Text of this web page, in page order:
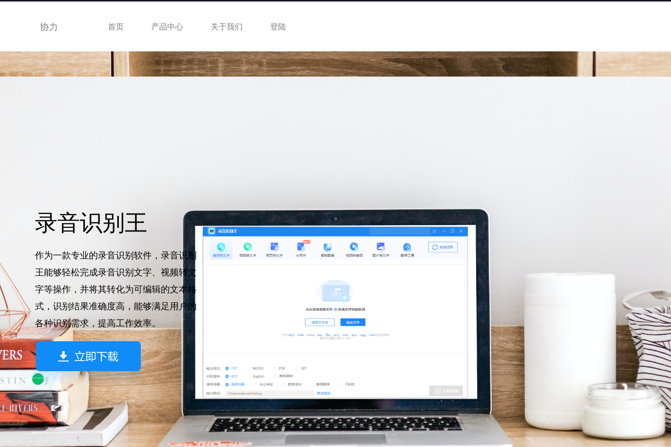
协力 首页 产品中心 关于我们 登陆
录音识别王
作为一款专业的录音识别软件，录音识别
王能够轻松完成录音识别文字、视频转文
字等操作，并将其转化为可编辑的文本格
式，识别结果准确度高，能够满足用户的
各种识别需求，提高工作效率。